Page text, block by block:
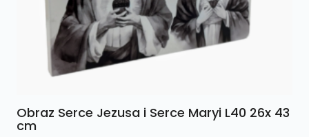
Obraz Serce Jezusa i Serce Maryi L40 26x 43
cm